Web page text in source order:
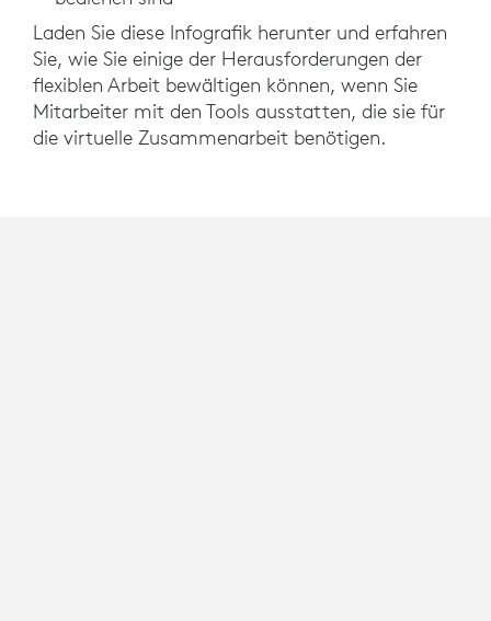
Laden Sie diese Infografik herunter und erfahren
Sie, wie Sie einige der Herausforderungen der
flexiblen Arbeit bewältigen können, wenn Sie
Mitarbeiter mit den Tools ausstatten, die sie für
die virtuelle Zusammenarbeit benötigen.